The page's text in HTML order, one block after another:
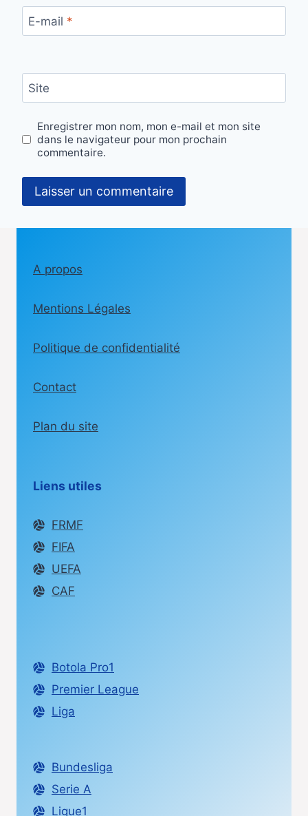
E-mail *
Site
Enregistrer mon nom, mon e-mail et mon site
dans le navigateur pour mon prochain
commentaire.
A propos
Mentions Légales
Politique de confidentialité
Contact
Plan du site
Liens utiles
FRMF
FIFA
UEFA
CAF
Botola Pro1
Premier League
Liga
Bundesliga
Serie A
Ligue1